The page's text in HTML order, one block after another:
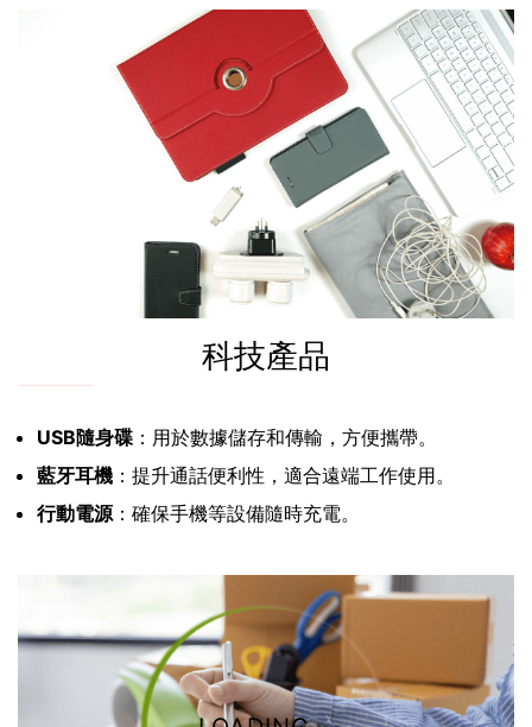
科技產品
USB隨身碟 ：用於數據儲存和傳輸，方便攜帶。
藍牙耳機 ：提升通話便利性，適合遠端工作使用。
行動電源：確保手機等設備隨時充電。